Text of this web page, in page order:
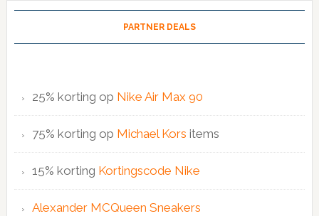
PARTNER DEALS
25% korting op Nike Air Max 90
75% korting op Michael Kors items
15% korting Kortingscode Nike
Alexander MCQueen Sneakers